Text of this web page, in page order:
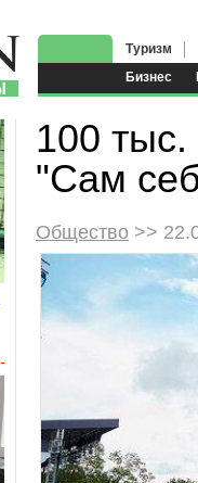
Бизнес
Туризм
100
"Сам
Общество >>